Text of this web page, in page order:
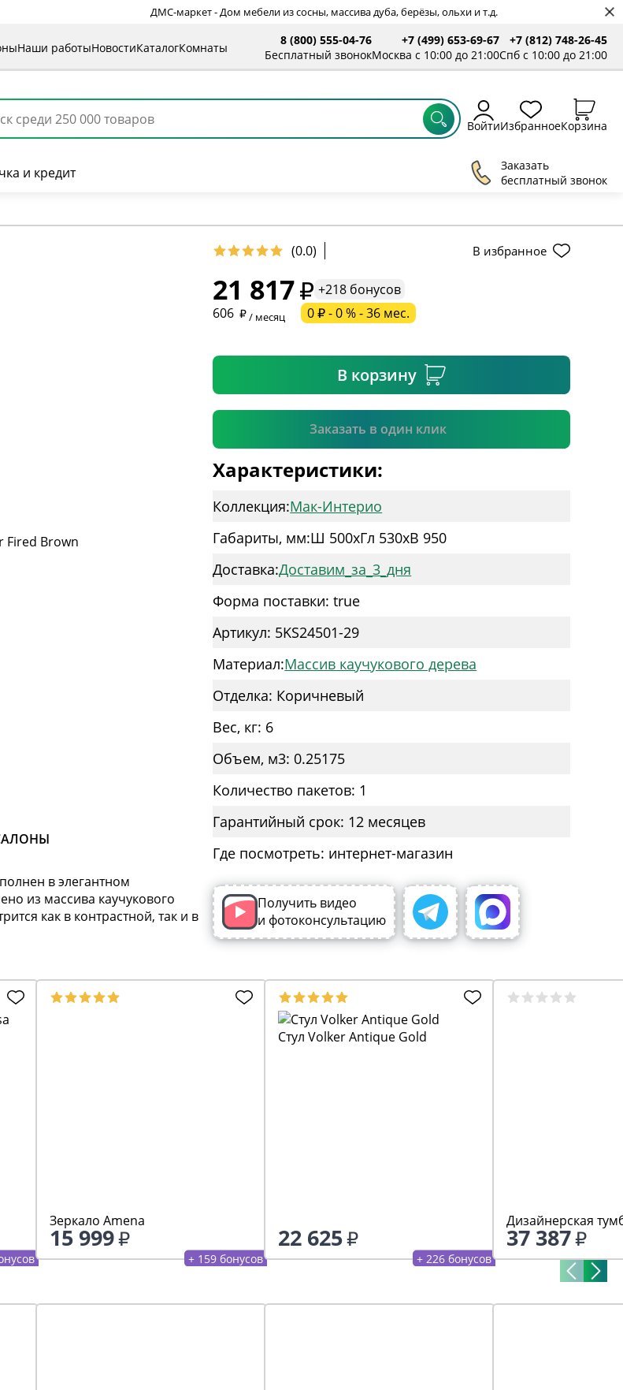
ДМС-маркет - Дом мебели из сосны, массива дуба, берёзы, ольхи и т.д.
Наши работыНовостиКаталогКомнаты
8 (800) 555-04-76
Бесплатный звонок
+7 (499) 653-69-67
Москва с 10:00 до 21:00
+7 (812) 748-26-45
Спб с 10:00 до 21:00
ВойтиИзбранноеКорзина
и кредит
Заказать
бесплатный звонок
(0.0) В избранное
в элегантном
из массива каучукового
как в контрастной, так и в
21 817
+218 бонусов
606
/ месяц 0 ₽ - 0 % - 36 мес.
В корзину
Заказать в один клик
* необязательное поле
Подтвердить
Характеристики:
Коллекция:Мак-Интерио
Габариты, мм:Ш 500xГл 530xВ 950
Доставка:Доставим_за_3_дня
Форма поставки: true
Артикул: 5KS24501-29
Материал:Массив каучукового дерева
Отделка: Коричневый
Вес, кг: 6
Объем, м3: 0.25175
Количество пакетов: 1
Гарантийный срок: 12 месяцев
Где посмотреть: интернет-магазин
Получить видео
и фотоконсультацию
Зеркало Amena
15 999
+ 159 бонусов
Стул Volker Antique Gold
22 625
+ 226 бонусов
Дизайнерская
37 387